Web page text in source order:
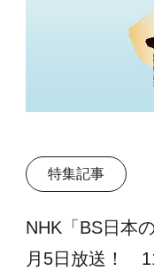
特集記事
NHK「BS日本
月5日放送！